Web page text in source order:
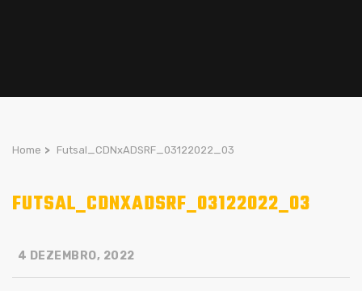
Home > Futsal_CDNxADSRF_03122022_03
FUTSAL_CDNXADSRF_03122022_03
4 DEZEMBRO, 2022